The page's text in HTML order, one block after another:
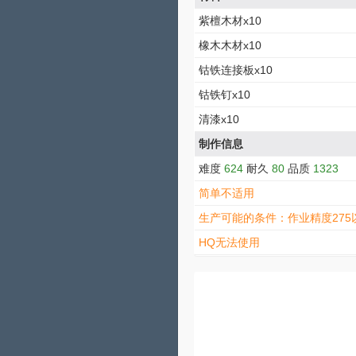
紫檀木材x10
橡木木材x10
钴铁连接板x10
钴铁钉x10
清漆x10
制作信息
难度 624 耐久 80 品质 1323
简单不适用
生产可能的条件：作业精度275
HQ无法使用